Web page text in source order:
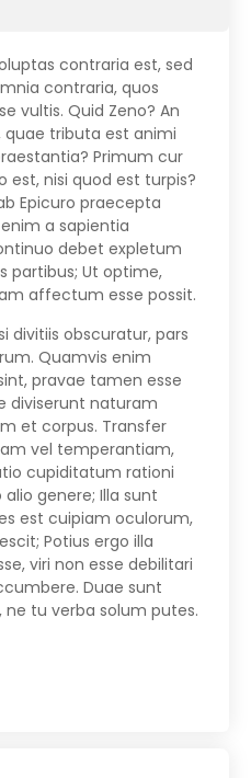
contraria est, sed
contraria, quos
vultis. Quid Zeno? An
quae tributa est animi
Primum cur
est, nisi quod est turpis?
Epicuro praecepta
a sapientia
debet expletum
partibus; Ut optime,
affectum esse possit.
divitiis obscuratur, pars
Quamvis enim
pravae tamen esse
diviserunt naturam
et corpus. Transfer
vel temperantiam,
cupiditatum rationi
genere; Illa sunt
est cuipiam oculorum,
Potius ergo illa
viri non esse debilitari
Duae sunt
ne tu verba solum putes.